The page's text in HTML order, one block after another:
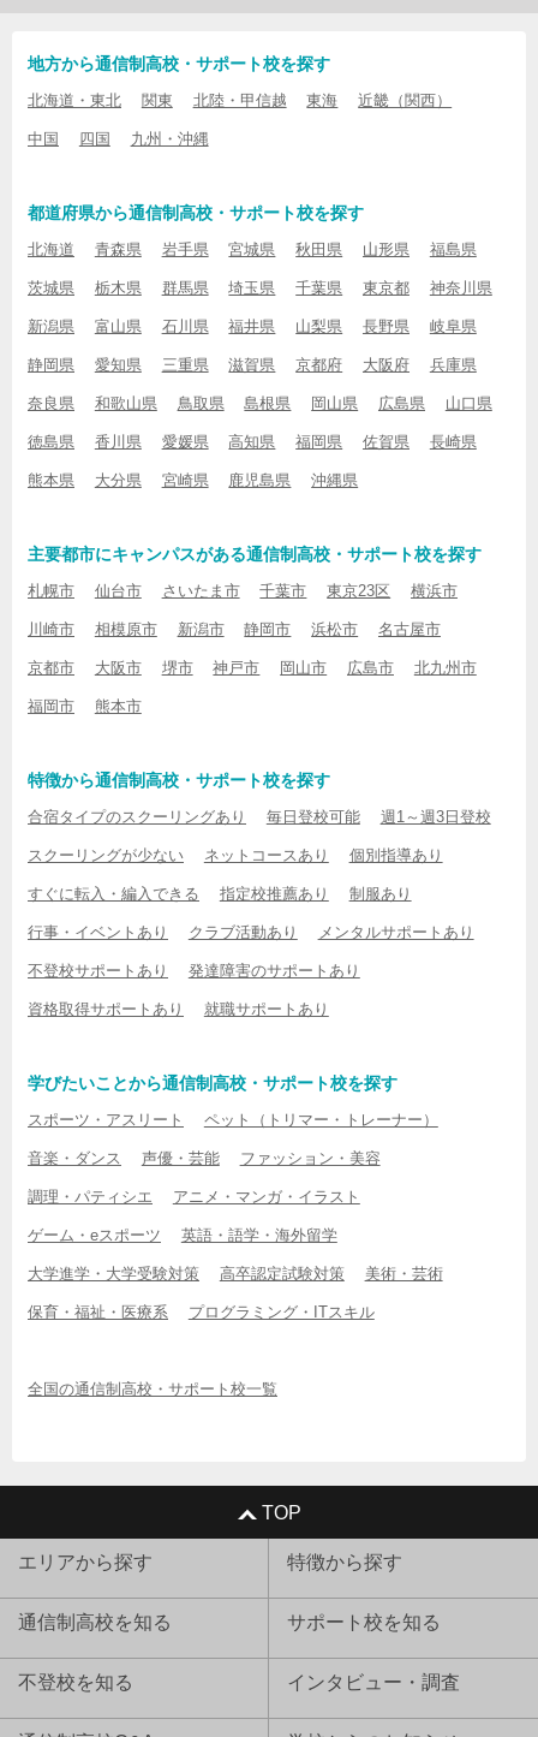
地方から通信制高校・サポート校を探す
北海道・東北 関東 北陸・甲信越 東海 近畿（関西）
中国 四国 九州・沖縄
都道府県から通信制高校・サポート校を探す
北海道 青森県 岩手県 宮城県 秋田県 山形県 福島県
茨城県 栃木県 群馬県 埼玉県 千葉県 東京都 神奈川県
新潟県 富山県 石川県 福井県 山梨県 長野県 岐阜県
静岡県 愛知県 三重県 滋賀県 京都府 大阪府 兵庫県
奈良県 和歌山県 鳥取県 島根県 岡山県 広島県 山口県
徳島県 香川県 愛媛県 高知県 福岡県 佐賀県 長崎県
熊本県 大分県 宮崎県 鹿児島県 沖縄県
主要都市にキャンパスがある通信制高校・サポート校を探す
札幌市 仙台市 さいたま市 千葉市 東京23区 横浜市
川崎市 相模原市 新潟市 静岡市 浜松市 名古屋市
京都市 大阪市 堺市 神戸市 岡山市 広島市 北九州市
福岡市 熊本市
特徴から通信制高校・サポート校を探す
合宿タイプのスクーリングあり 毎日登校可能 週1～週3日登校
スクーリングが少ない ネットコースあり 個別指導あり
すぐに転入・編入できる 指定校推薦あり 制服あり
行事・イベントあり クラブ活動あり メンタルサポートあり
不登校サポートあり 発達障害のサポートあり
資格取得サポートあり 就職サポートあり
学びたいことから通信制高校・サポート校を探す
スポーツ・アスリート ペット（トリマー・トレーナー）
音楽・ダンス 声優・芸能 ファッション・美容
調理・パティシエ アニメ・マンガ・イラスト
ゲーム・eスポーツ 英語・語学・海外留学
大学進学・大学受験対策 高卒認定試験対策 美術・芸術
保育・福祉・医療系 プログラミング・ITスキル
全国の通信制高校・サポート校一覧
TOP
エリアから探す 特徴から探す
通信制高校を知る サポート校を知る
不登校を知る インタビュー・調査